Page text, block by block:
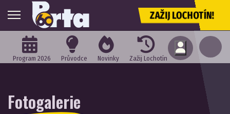
ZAŽIJ LOCHOTÍN!
Program 2026 Průvodce Novinky Zažij Lochotín
Fotogalerie